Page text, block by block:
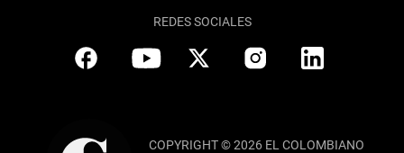
REDES SOCIALES
COPYRIGHT © 2026 EL COLOMBIANO